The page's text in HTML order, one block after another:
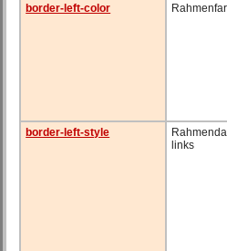
border-left-color
border-left-style
links